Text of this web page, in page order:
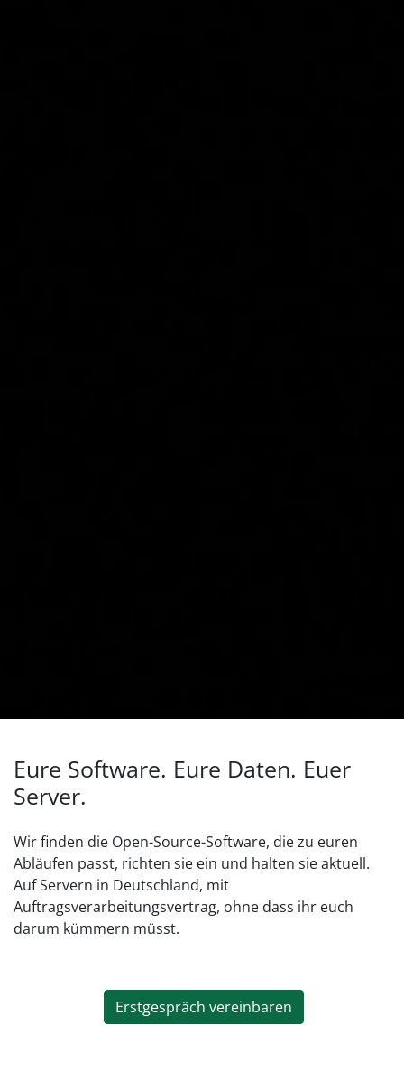
Eure Software. Eure Daten. Euer
Server.
Wir finden die Open-Source-Software, die zu euren
Abläufen passt, richten sie ein und halten sie aktuell.
Auf Servern in Deutschland, mit
Auftragsverarbeitungsvertrag, ohne dass ihr euch
darum kümmern müsst.
Erstgespräch vereinbaren